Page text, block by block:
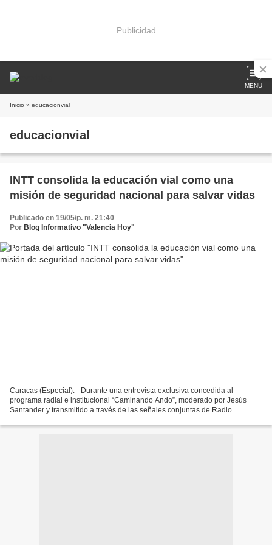
Publicidad
MENU
Inicio » educacionvial
educacionvial
INTT consolida la educación vial como una
misión de seguridad nacional para salvar vidas
Publicado en 19/05/p. m. 21:40
Por Blog Informativo "Valencia Hoy"
Caracas (Especial).– Durante una entrevista exclusiva concedida al
programa radial e institucional “Caminando Ando”, moderado por Jesús
Santander y transmitido a través de las señales conjuntas de Radio